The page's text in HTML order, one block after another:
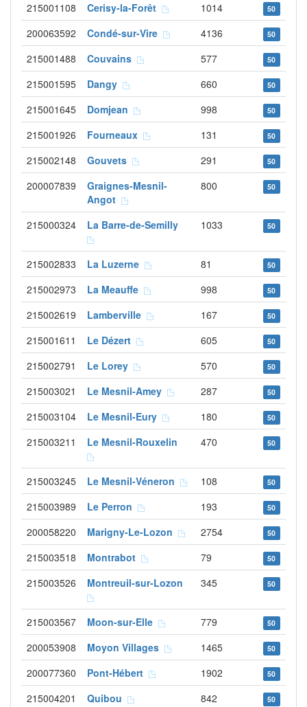
215001108 Cerisy-la-Forêt 1014 50
200063592 Condé-sur-Vire 4136 50
215001488 Couvains 577 50
215001595 Dangy 660 50
215001645 Domjean 998 50
215001926 Fourneaux 131 50
215002148 Gouvets 291 50
200007839
Graignes-Mesnil-
Angot
800 50
215000324 La Barre-de-Semilly 1033 50
215002833 La Luzerne 81 50
215002973 La Meauffe 998 50
215002619 Lamberville 167 50
215001611 Le Dézert 605 50
215002791 Le Lorey 570 50
215003021 Le Mesnil-Amey 287 50
215003104 Le Mesnil-Eury 180 50
215003211 Le Mesnil-Rouxelin 470 50
215003245 Le Mesnil-Véneron 108 50
215003989 Le Perron 193 50
200058220 Marigny-Le-Lozon 2754 50
215003518 Montrabot 79 50
215003526 Montreuil-sur-Lozon 345 50
215003567 Moon-sur-Elle 779 50
200053908 Moyon Villages 1465 50
200077360 Pont-Hébert 1902 50
215004201 Quibou 842 50